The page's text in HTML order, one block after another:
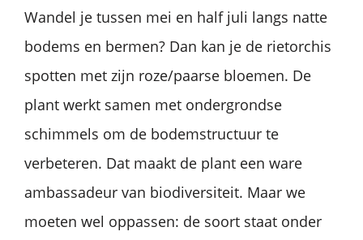
Wandel je tussen mei en half juli langs natte
bodems en bermen? Dan kan je de rietorchis
spotten met zijn roze/paarse bloemen. De
plant werkt samen met ondergrondse
schimmels om de bodemstructuur te
verbeteren. Dat maakt de plant een ware
ambassadeur van biodiversiteit. Maar we
moeten wel oppassen: de soort staat onder